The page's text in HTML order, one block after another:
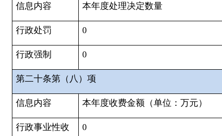
信息内容 本年度处理决定数量
行政处罚 0
行政强制 0
第二十条第（八）项
信息内容 本年度收费金额（单位：万元）
行政事业性收 0